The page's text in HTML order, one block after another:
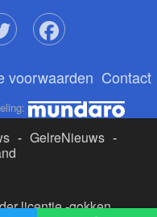
voorwaarden Contact
- GelreNieuws -
licentie-gokken